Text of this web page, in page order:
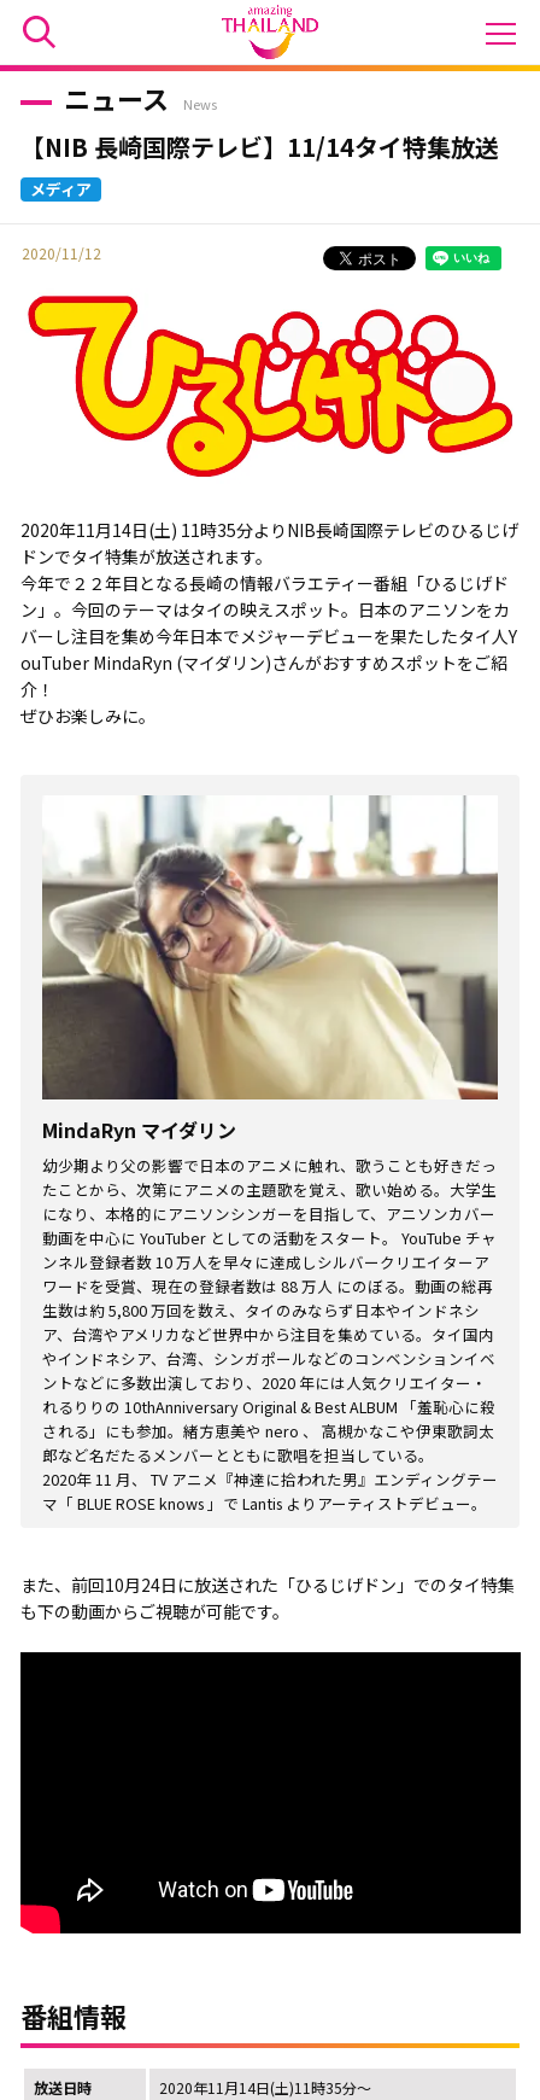
ニュース News
【NIB 長崎国際テレビ】11/14タイ特集放送
2020/11/12
2020年11月14日(土) 11時35分よりNIB長崎国際テレビのひるじげ
ドンでタイ特集が放送されます。
今年で２２年目となる長崎の情報バラエティー番組「ひるじげド
ン」。今回のテーマはタイの映えスポット。日本のアニソンをカ
バーし注目を集め今年日本でメジャーデビューを果たしたタイ人Y
ouTuber MindaRyn (マイダリン)さんがおすすめスポットをご紹
介！
ぜひお楽しみに。
MindaRyn マイダリン
幼少期より父の影響で日本のアニメに触れ、歌うことも好きだっ
たことから、次第にアニメの主題歌を覚え、歌い始める。大学生
になり、本格的にアニソンシンガーを目指して、アニソンカバー
動画を中心に YouTuber としての活動をスタート。 YouTube チャ
ンネル登録者数 10 万人を早々に達成しシルバークリエイターア
ワードを受賞、現在の登録者数は 88 万人 にのぼる。動画の総再
生数は約 5,800 万回を数え、タイのみならず日本やインドネシ
ア、台湾やアメリカなど世界中から注目を集めている。タイ国内
やインドネシア、台湾、シンガポールなどのコンベンションイベ
ントなどに多数出演しており、2020 年には人気クリエイター・
れるりりの 10thAnniversary Original & Best ALBUM 「羞恥心に殺
される」にも参加。緒方恵美や nero 、 高槻かなこや伊東歌詞太
郎など名だたるメンバーとともに歌唱を担当している。
2020年 11 月、 TV アニメ『神達に拾われた男』エンディングテー
マ「 BLUE ROSE knows 」で Lantis よりアーティストデビュー。
また、前回10月24日に放送された「ひるじげドン」でのタイ特集
も下の動画からご視聴が可能です。
番組情報
放送日時 2020年11月14日(土)11時35分～